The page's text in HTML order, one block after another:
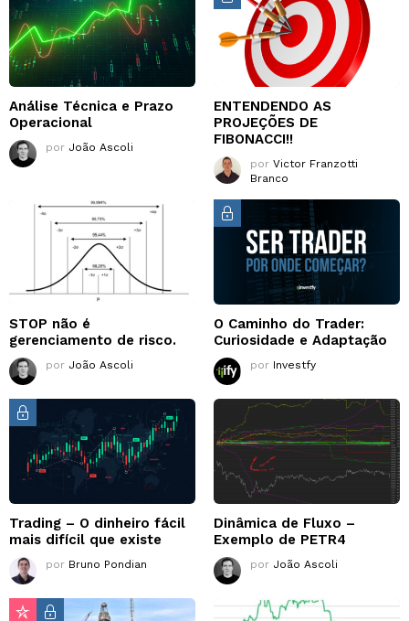
Análise Técnica e Prazo
Operacional
por João Ascoli
ENTENDENDO AS
PROJEÇÕES DE
FIBONACCI!!
por Victor Franzotti
Branco
STOP não é
gerenciamento de risco.
por João Ascoli
O Caminho do Trader:
Curiosidade e Adaptação
por Investfy
Trading – O dinheiro fácil
mais difícil que existe
por Bruno Pondian
Dinâmica de Fluxo –
Exemplo de PETR4
por João Ascoli